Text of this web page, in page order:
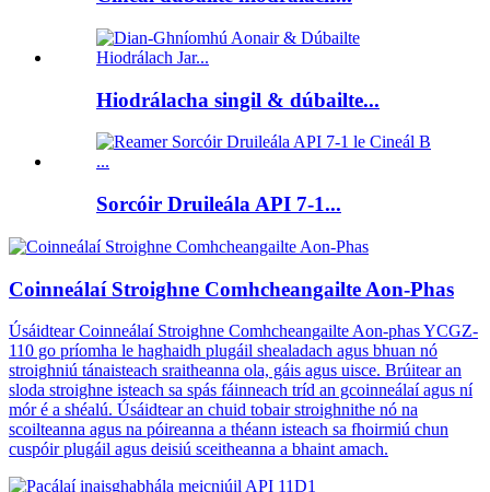
Hiodrálacha singil & dúbailte...
Sorcóir Druileála API 7-1...
Coinneálaí Stroighne Comhcheangailte Aon-Phas
Úsáidtear Coinneálaí Stroighne Comhcheangailte Aon-phas YCGZ-
110 go príomha le haghaidh plugáil shealadach agus bhuan nó
stroighniú tánaisteach sraitheanna ola, gáis agus uisce. Brúitear an
sloda stroighne isteach sa spás fáinneach tríd an gcoinneálaí agus ní
mór é a shéalú. Úsáidtear an chuid tobair stroighnithe nó na
scoilteanna agus na póireanna a théann isteach sa fhoirmiú chun
cuspóir plugáil agus deisiú sceitheanna a bhaint amach.